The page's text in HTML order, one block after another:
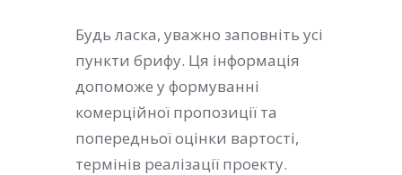
Будь ласка, уважно заповніть усі
пункти брифу. Ця інформація
допоможе у формуванні
комерційної пропозиції та
попередньої оцінки вартості,
термінів реалізації проекту.